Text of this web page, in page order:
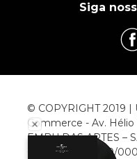
Siga
© COPYRIGHT 2019 |
Commerce - Av. Hélio
EMBU DAS ARTES –
CNPJ: 00.952.789/